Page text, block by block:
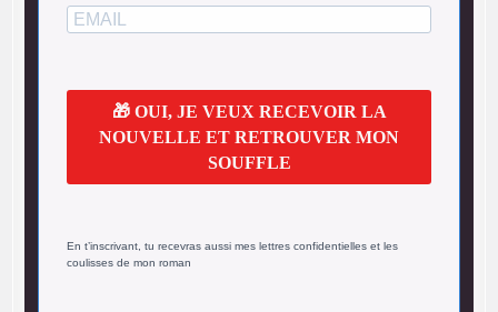
🎁 OUI, JE VEUX RECEVOIR LA
NOUVELLE ET RETROUVER MON
SOUFFLE
En t’inscrivant, tu recevras aussi mes lettres confidentielles et les
coulisses de mon roman